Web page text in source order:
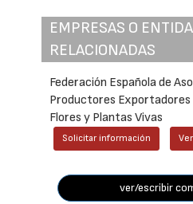
EMPRESAS O
RELACIONADAS
Federación Española de
Productores
Flores y Plantas Vivas
Solicitar información
ver/escribir